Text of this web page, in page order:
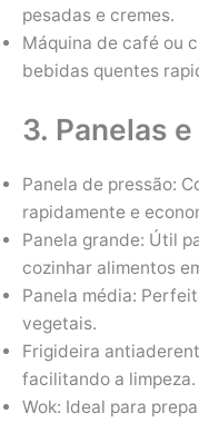
pesadas e cremes.
Máquina de café ou
bebidas quentes
3. Panelas
Panela de pressão:
rapidamente e
Panela grande: Útil
cozinhar alimentos
Panela média:
vegetais.
Frigideira
facilitando a limpeza.
Wok: Ideal para